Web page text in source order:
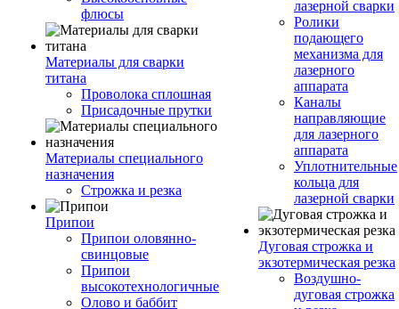
флюсы
Материалы для сварки
титана
Проволока сплошная
Присадочные прутки
Материалы специального
назначения
Строжка и резка
Припои
Припои оловянно-
свинцовые
Припои
высокотехнологичные
Олово и баббит
лазерной сварки
Ролики
подающего
механизма для
лазерного
аппарата
Каналы
направляющие
для лазерного
аппарата
Уплотнительные
кольца для
лазерной сварки
Дуговая строжка и
экзотермическая резка
Воздушно-
дуговая строжка